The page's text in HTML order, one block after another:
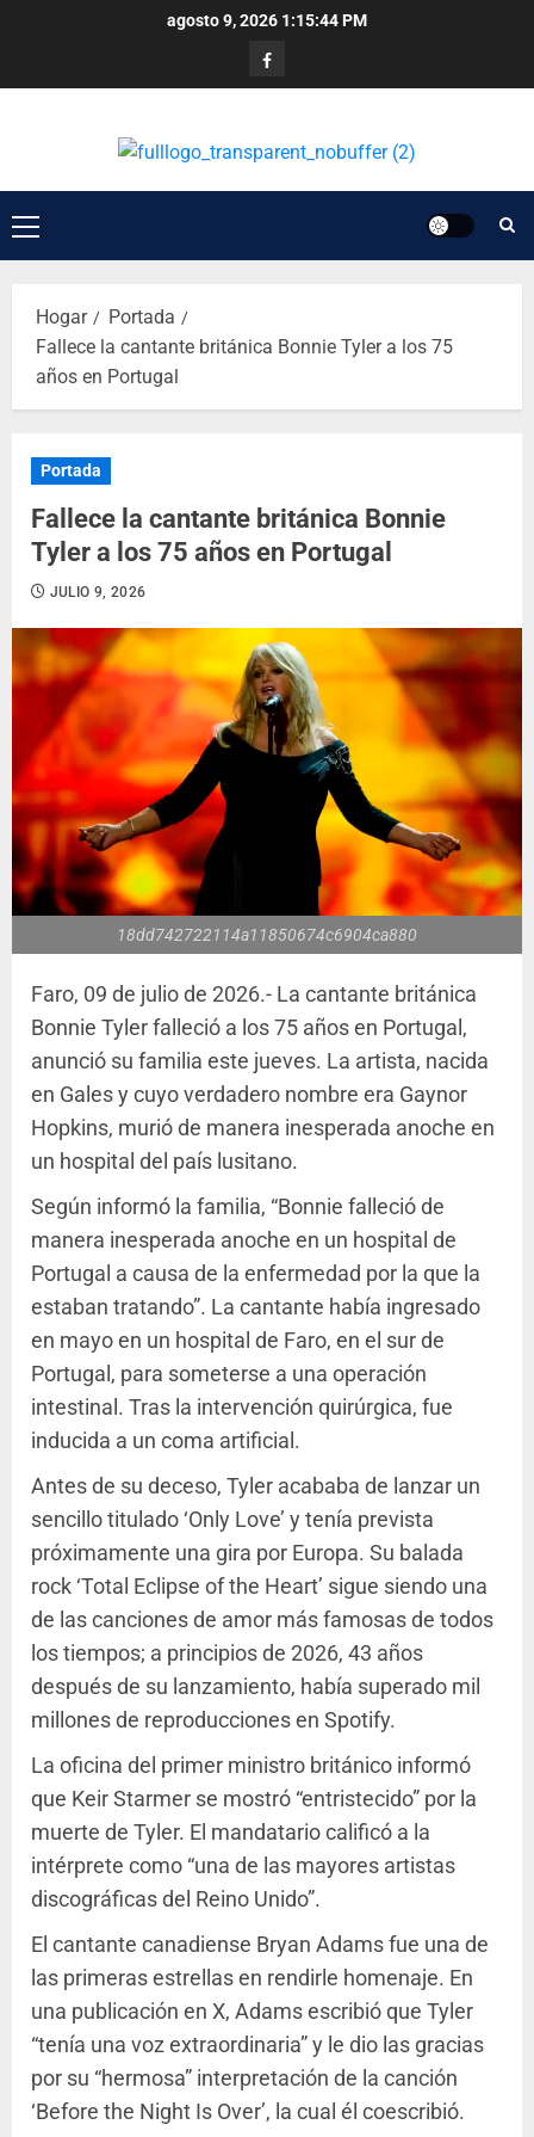
agosto 9, 2026 1:15:45 PM
Hogar
Portada
Fallece la cantante británica Bonnie Tyler a los 75
años en Portugal
Portada
Fallece la cantante británica Bonnie
Tyler a los 75 años en Portugal
JULIO 9, 2026
18dd742722114a11850674c6904ca880
Faro, 09 de julio de 2026.- La cantante británica
Bonnie Tyler falleció a los 75 años en Portugal,
anunció su familia este jueves. La artista, nacida
en Gales y cuyo verdadero nombre era Gaynor
Hopkins, murió de manera inesperada anoche en
un hospital del país lusitano.
Según informó la familia, “Bonnie falleció de
manera inesperada anoche en un hospital de
Portugal a causa de la enfermedad por la que la
estaban tratando”. La cantante había ingresado
en mayo en un hospital de Faro, en el sur de
Portugal, para someterse a una operación
intestinal. Tras la intervención quirúrgica, fue
inducida a un coma artificial.
Antes de su deceso, Tyler acababa de lanzar un
sencillo titulado ‘Only Love’ y tenía prevista
próximamente una gira por Europa. Su balada
rock ‘Total Eclipse of the Heart’ sigue siendo una
de las canciones de amor más famosas de todos
los tiempos; a principios de 2026, 43 años
después de su lanzamiento, había superado mil
millones de reproducciones en Spotify.
La oficina del primer ministro británico informó
que Keir Starmer se mostró “entristecido” por la
muerte de Tyler. El mandatario calificó a la
intérprete como “una de las mayores artistas
discográficas del Reino Unido”.
El cantante canadiense Bryan Adams fue una de
las primeras estrellas en rendirle homenaje. En
una publicación en X, Adams escribió que Tyler
“tenía una voz extraordinaria” y le dio las gracias
por su “hermosa” interpretación de la canción
‘Before the Night Is Over’, la cual él coescribió.